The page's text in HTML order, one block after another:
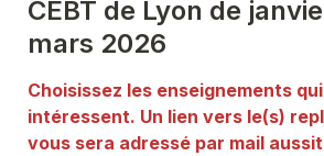
CEBT de Lyon de
mars 2026
Choisissez les enseignements
intéressent. Un lien vers le(s)
vous sera adressé par mail